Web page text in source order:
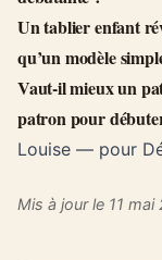
Un tablier enfant
qu’un modèle
Vaut-il mieux un
patron pour
Louise — pour
Mis à jour le 11 mai